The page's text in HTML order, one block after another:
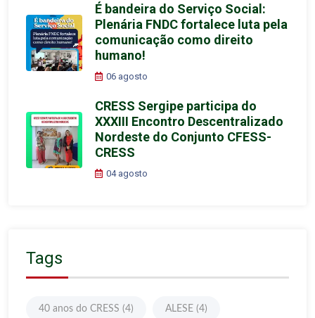
É bandeira do Serviço Social:
Plenária FNDC fortalece luta pela
comunicação como direito
humano!
06 agosto
CRESS Sergipe participa do
XXXIII Encontro Descentralizado
Nordeste do Conjunto CFESS-
CRESS
04 agosto
Tags
40 anos do CRESS (4) ALESE (4)